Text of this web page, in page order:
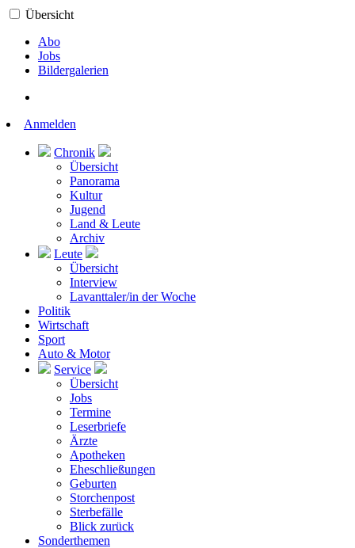
Übersicht
Abo
Jobs
Bildergalerien
Anmelden
Chronik
Übersicht
Panorama
Kultur
Jugend
Land & Leute
Archiv
Leute
Übersicht
Interview
Lavanttaler/in der Woche
Politik
Wirtschaft
Sport
Auto & Motor
Service
Übersicht
Jobs
Termine
Leserbriefe
Ärzte
Apotheken
Eheschließungen
Geburten
Storchenpost
Sterbefälle
Blick zurück
Sonderthemen